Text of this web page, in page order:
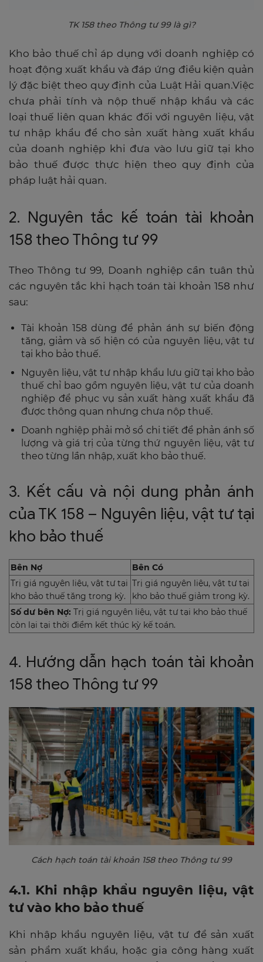
TK 158 theo Thông tư 99 là gì?
Kho bảo thuế chỉ áp dụng với doanh nghiệp có
hoạt động xuất khẩu và đáp ứng điều kiện quản
lý đặc biệt theo quy định của Luật Hải quan.Việc
chưa phải tính và nộp thuế nhập khẩu và các
loại thuế liên quan khác đối với nguyên liệu, vật
tư nhập khẩu để cho sản xuất hàng xuất khẩu
của doanh nghiệp khi đưa vào lưu giữ tại kho
bảo thuế được thực hiện theo quy định của
pháp luật hải quan.
2. Nguyên tắc kế toán tài khoản
158 theo Thông tư 99
Theo Thông tư 99, Doanh nghiệp cần tuân thủ
các nguyên tắc khi hạch toán tài khoản 158 như
sau:
Tài khoản 158 dùng để phản ánh sự biến động
tăng, giảm và số hiện có của nguyên liệu, vật tư
tại kho bảo thuế.
Nguyên liệu, vật tư nhập khẩu lưu giữ tại kho bảo
thuế chỉ bao gồm nguyên liệu, vật tư của doanh
nghiệp để phục vụ sản xuất hàng xuất khẩu đã
được thông quan nhưng chưa nộp thuế.
Doanh nghiệp phải mở sổ chi tiết để phản ánh số
lượng và giá trị của từng thứ nguyên liệu, vật tư
theo từng lần nhập, xuất kho bảo thuế.
3. Kết cấu và nội dung phản ánh
của TK 158 – Nguyên liệu, vật tư tại
kho bảo thuế
Bên Nợ
Bên Có
Trị giá nguyên liệu, vật tư tại
kho bảo thuế tăng trong kỳ.
Trị giá nguyên liệu, vật tư tại
kho bảo thuế giảm trong kỳ.
Số dư bên Nợ: Trị giá nguyên liệu, vật tư tại kho bảo thuế
còn lại tại thời điểm kết thúc kỳ kế toán.
4. Hướng dẫn hạch toán tài khoản
158 theo Thông tư 99
Cách hạch toán tài khoản 158 theo Thông tư 99
4.1. Khi nhập khẩu nguyên liệu, vật
tư vào kho bảo thuế
Khi nhập khẩu nguyên liệu, vật tư để sản xuất
sản phẩm xuất khẩu, hoặc gia công hàng xuất